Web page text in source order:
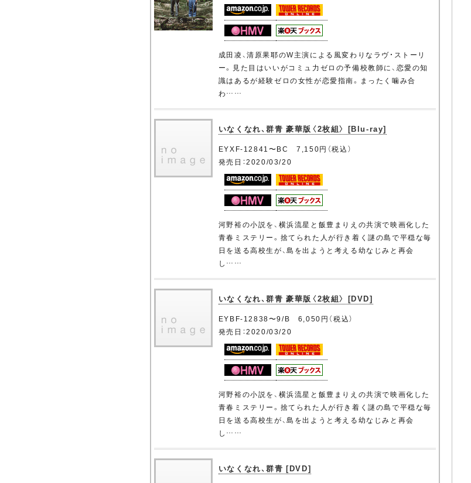
成田凌、清原果耶のW主演による風変わりなラヴ・ストーリ
ー。見た目はいいがコミュ力ゼロの予備校教師に、恋愛の知
識はあるが経験ゼロの女性が恋愛指南。まったく噛み合
わ……
いなくなれ、群青 豪華版〈2枚組〉 [Blu-ray]
EYXF-12841〜BC 7,150円（税込）
発売日：2020/03/20
河野裕の小説を、横浜流星と飯豊まりえの共演で映画化した
青春ミステリー。捨てられた人が行き着く謎の島で平穏な毎
日を送る高校生が、島を出ようと考える幼なじみと再会
し……
いなくなれ、群青 豪華版〈2枚組〉 [DVD]
EYBF-12838〜9/B 6,050円（税込）
発売日：2020/03/20
河野裕の小説を、横浜流星と飯豊まりえの共演で映画化した
青春ミステリー。捨てられた人が行き着く謎の島で平穏な毎
日を送る高校生が、島を出ようと考える幼なじみと再会
し……
いなくなれ、群青 [DVD]